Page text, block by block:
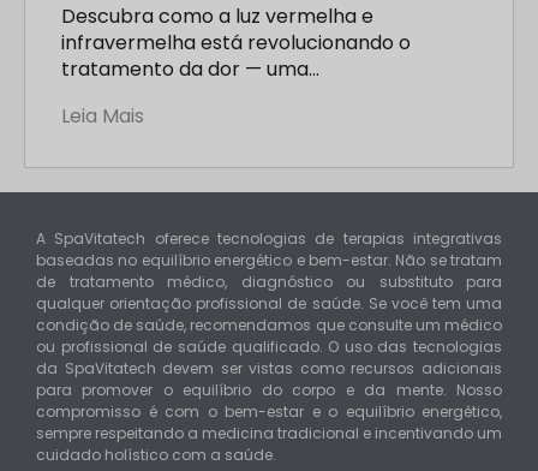
Descubra como a luz vermelha e
infravermelha está revolucionando o
tratamento da dor — uma…
Leia Mais
A SpaVitatech oferece tecnologias de terapias integrativas
baseadas no equilíbrio energético e bem-estar. Não se tratam
de tratamento médico, diagnóstico ou substituto para
qualquer orientação profissional de saúde. Se você tem uma
condição de saúde, recomendamos que consulte um médico
ou profissional de saúde qualificado. O uso das tecnologias
da SpaVitatech devem ser vistas como recursos adicionais
para promover o equilíbrio do corpo e da mente. Nosso
compromisso é com o bem-estar e o equilíbrio energético,
sempre respeitando a medicina tradicional e incentivando um
cuidado holístico com a saúde.